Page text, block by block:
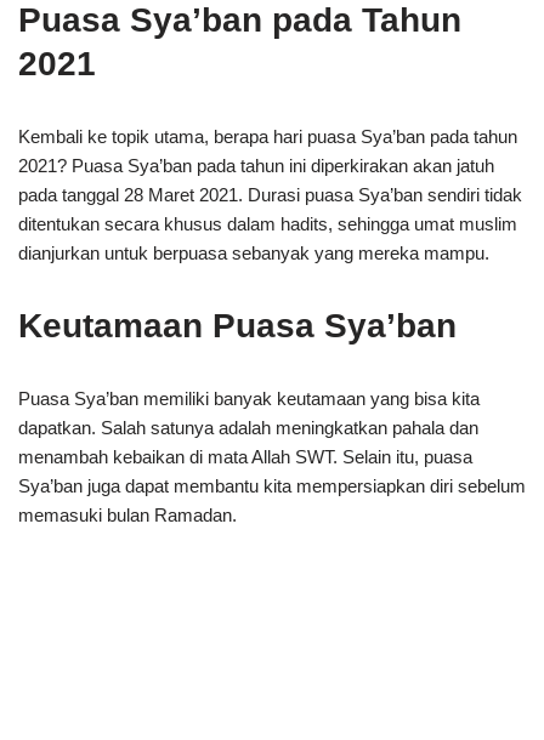
Puasa Sya’ban pada Tahun
2021
Kembali ke topik utama, berapa hari puasa Sya’ban pada tahun
2021? Puasa Sya’ban pada tahun ini diperkirakan akan jatuh
pada tanggal 28 Maret 2021. Durasi puasa Sya’ban sendiri tidak
ditentukan secara khusus dalam hadits, sehingga umat muslim
dianjurkan untuk berpuasa sebanyak yang mereka mampu.
Keutamaan Puasa Sya’ban
Puasa Sya’ban memiliki banyak keutamaan yang bisa kita
dapatkan. Salah satunya adalah meningkatkan pahala dan
menambah kebaikan di mata Allah SWT. Selain itu, puasa
Sya’ban juga dapat membantu kita mempersiapkan diri sebelum
memasuki bulan Ramadan.